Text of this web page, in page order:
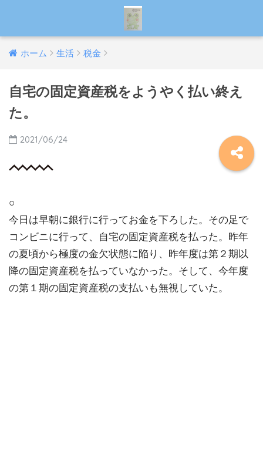
ホーム 生活 税金
自宅の固定資産税をようやく払い終え
た。
2021/06/24
○
今日は早朝に銀行に行ってお金を下ろした。その足で
コンビニに行って、自宅の固定資産税を払った。昨年
の夏頃から極度の金欠状態に陥り、昨年度は第２期以
降の固定資産税を払っていなかった。そして、今年度
の第１期の固定資産税の支払いも無視していた。